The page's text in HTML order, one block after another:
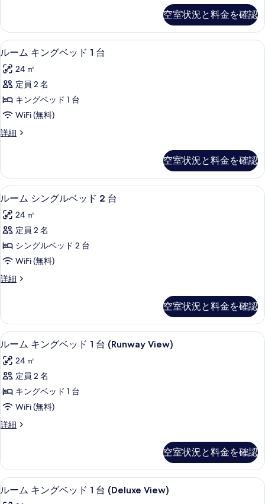
る
て
の
写
真
を
表
示
す
View
の
詳
空室状況と料金を確認
ル
ー
ム
キ
ン
ベ
ド
台
の
す
べ
て
の
を
表
示
す
る
低刺激性寝具、セーフティボックス
3
ルーム キングベッド 1 台
24 ㎡
定員 2 名
キングベッド 1 台
WiFi (無料)
詳細
ル
ン
グ
ベ
ド
の
詳
空室状況と料金を確認
ル
ー
ム
シ
ン
ル
ッ
ド
2
台
の
す
べ
て
真
を
表
低刺激性寝具、セーフティボックス
4
ルーム シングルベッド 2 台
24 ㎡
定員 2 名
シングルベッド 2 台
WiFi (無料)
詳細
ル
ン
グ
ル
ッ
ド
台
の
細
空室状況と料金を確認
ル
ー
ム
キ
ン
ベ
ド
台
低刺激性寝具、セーフティボックス
4
ルーム キングベッド 1 台 (Runway View)
24 ㎡
定員 2 名
キングベッド 1 台
WiFi (無料)
詳細
ル
ン
グ
ベ
空室状況と料金を確認
ル
ー
ルーム キングベッド 1 台 (Deluxe
5
ルーム キングベッド 1 台 (Deluxe View)